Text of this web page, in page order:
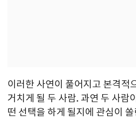
이러한 사연이 풀어지고 본격적
거치게 될 두 사람. 과연 두 사람
떤 선택을 하게 될지에 관심이